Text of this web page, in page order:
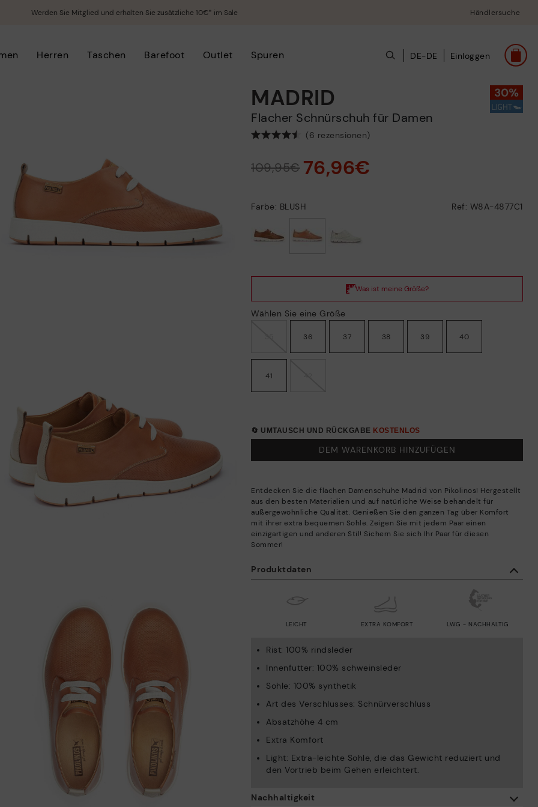
Werden Sie Mitglied und erhalten Sie zusätzliche 10€* im Sale Händlersuche
Herren Taschen Barefoot Outlet Spuren DE-DE Einloggen
Produktdaten
LEICHT EXTRA KOMFORT LWG - NACHHALTIG
Rist: 100% rindsleder
Innenfutter: 100% schweinsleder
Sohle: 100% synthetik
Art des Verschlusses: Schnürverschluss
Absatzhöhe 4 cm
Extra Komfort
Light: Extra-leichte Sohle, die das Gewicht reduziert und
den Vortrieb beim Gehen erleichtert.
Nachhaltigkeit
MADRID
Flacher Schnürschuh für Damen
(6 rezensionen)
109,95€ 76,96€
Farbe: BLUSH Ref: W8A-4877C1
Wählen Sie eine Größe
36 37 38 39 40
41
🔄 UMTAUSCH UND RÜCKGABE KOSTENLOS
DEM WARENKORB HINZUFÜGEN
Entdecken Sie die flachen Damenschuhe Madrid von Pikolinos! Hergestellt
aus den besten Materialien und auf natürliche Weise behandelt für
außergewöhnliche Qualität. Genießen Sie den ganzen Tag über Komfort
mit ihrer extra bequemen Sohle. Zeigen Sie mit jedem Paar einen
einzigartigen und anderen Stil! Sichern Sie sich Ihr Paar für diesen
Sommer!